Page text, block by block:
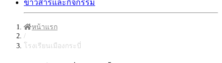
ข่าวสารและกิจกรรม
หน้าแรก
/
โรงเรียนเมืองกระบี่